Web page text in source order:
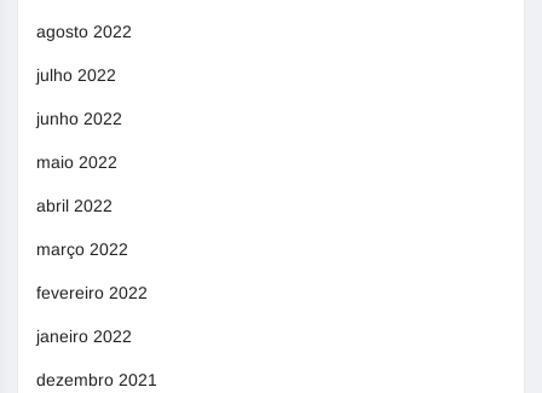
agosto 2022
julho 2022
junho 2022
maio 2022
abril 2022
março 2022
fevereiro 2022
janeiro 2022
dezembro 2021